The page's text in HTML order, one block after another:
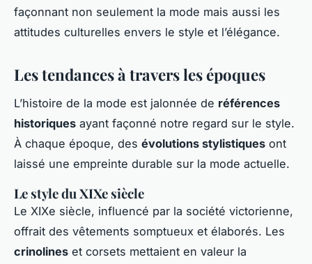
façonnant non seulement la mode mais aussi les
attitudes culturelles envers le style et l’élégance.
Les tendances à travers les époques
L’histoire de la mode est jalonnée de références
historiques ayant façonné notre regard sur le style.
À chaque époque, des évolutions stylistiques ont
laissé une empreinte durable sur la mode actuelle.
Le style du XIXe siècle
Le XIXe siècle, influencé par la société victorienne,
offrait des vêtements somptueux et élaborés. Les
crinolines et corsets mettaient en valeur la